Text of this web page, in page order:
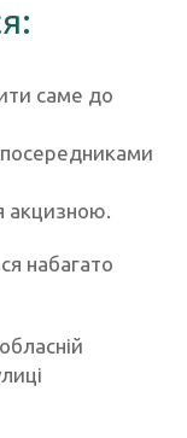
саме до
посередниками
акцизною.
набагато